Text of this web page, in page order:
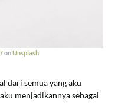
onUnsplash
dari semua yang aku
menjadikannya sebagai